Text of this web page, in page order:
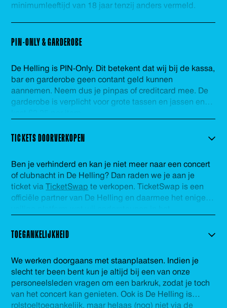
minimumleeftijd van 18 jaar tenzij anders vermeld.
PIN-ONLY & GARDEROBE
De Helling is PIN-Only. Dit betekent dat wij bij de kassa,
bar en garderobe geen contant geld kunnen
aannemen. Neem dus je pinpas of creditcard mee. De
garderobe is verplicht voor grote tassen en jassen en
TICKETS DOORVERKOPEN
Ben je verhinderd en kan je niet meer naar een concert
of clubnacht in De Helling? Dan raden we je aan je
ticket viaTicketSwap te verkopen. TicketSwap is een
officiële partner van De Helling en daarmee het enige
TicketSwap worden verhandeld worden automatisch
plezier!
TOEGANKELIJKHEID
We werken doorgaans met staanplaatsen. Indien je
slecht ter been bent kun je altijd bij een van onze
personeelsleden vragen om een barkruk, zodat je toch
van het concert kan genieten. Ook is De Helling is
rolstoeltoegankelijk, maar helaas (nog) niet via de